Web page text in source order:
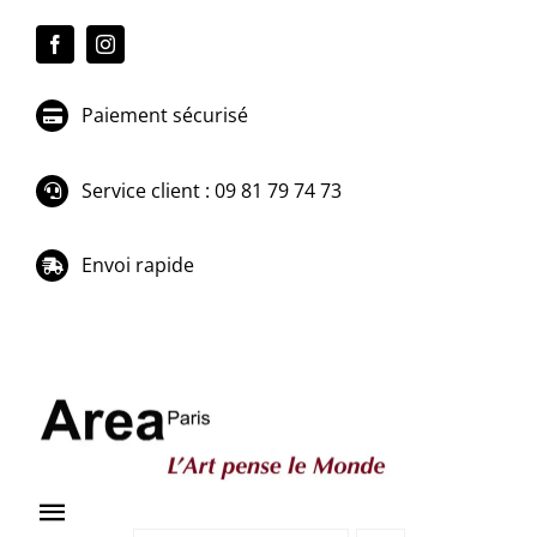
Paiement sécurisé
Service client : 09 81 79 74 73
Envoi rapide